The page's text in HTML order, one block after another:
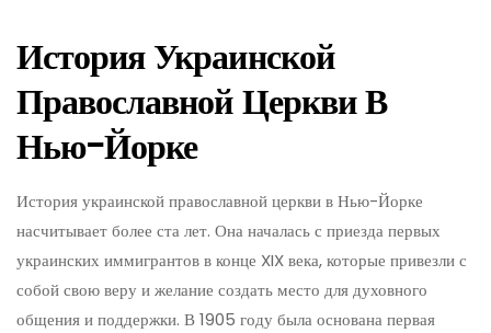
История Украинской
Православной Церкви В
Нью-Йорке
История украинской православной церкви в Нью-Йорке
насчитывает более ста лет. Она началась с приезда первых
украинских иммигрантов в конце XIX века, которые привезли с
собой свою веру и желание создать место для духовного
общения и поддержки. В 1905 году была основана первая